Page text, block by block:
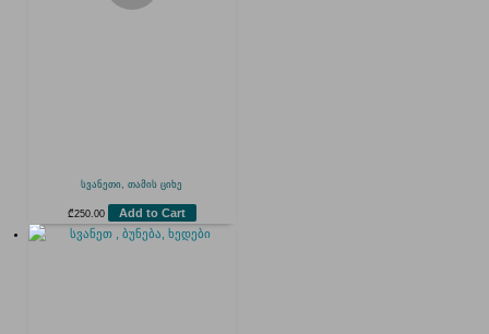
სვანეთი, თამის ციხე
₾250.00 Add to Cart